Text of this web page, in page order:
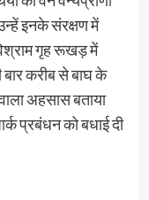
इनके संरक्षण में
गृह रूखड़ में
बार करीब से बाघ के
अहसास बताया
प्रबंधन को बधाई दी